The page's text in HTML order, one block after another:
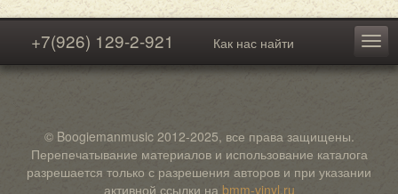
+7(926) 129-2-921 Как нас найти
© Boogiemanmusic 2012-2025, все права защищены.
Перепечатывание материалов и использование каталога
разрешается только с разрешения авторов и при указании
активной ссылки на bmm-vinyl.ru